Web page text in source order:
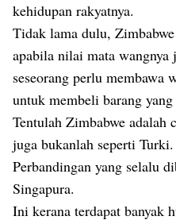
kehidupan rakyatnya.
Tidak lama dulu,
apabila nilai mata
seseorang perlu membawa
untuk membeli barang
Tentulah Zimbabwe adalah
juga bukanlah seperti Turki.
Perbandingan yang selalu
Singapura.
Ini kerana terdapat banyak